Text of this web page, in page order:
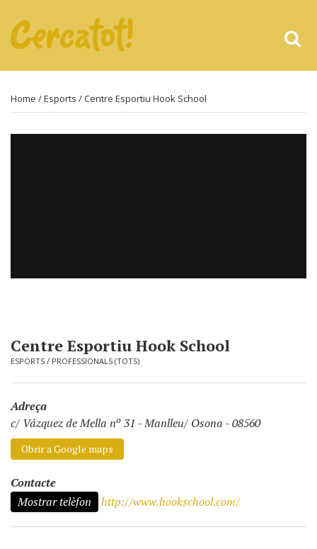
Home /Esports / Centre Esportiu Hook School
Centre Esportiu Hook School
ESPORTS / PROFESSIONALS (TOTS)
Adreça
c/ Vázquez de Mella nº 31 -Manlleu/ Osona - 08560
Obrir a Google maps
Contacte
Mostrar telèfon
http://www.hookschool.com/